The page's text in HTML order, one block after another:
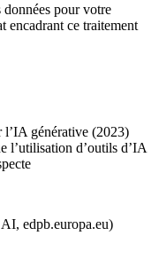
pour votre
encadrant ce traitement
l’IA générative (2023)
l’utilisation d’outils d’IA
edpb.europa.eu)